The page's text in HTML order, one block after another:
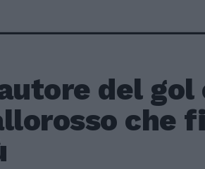
del
che